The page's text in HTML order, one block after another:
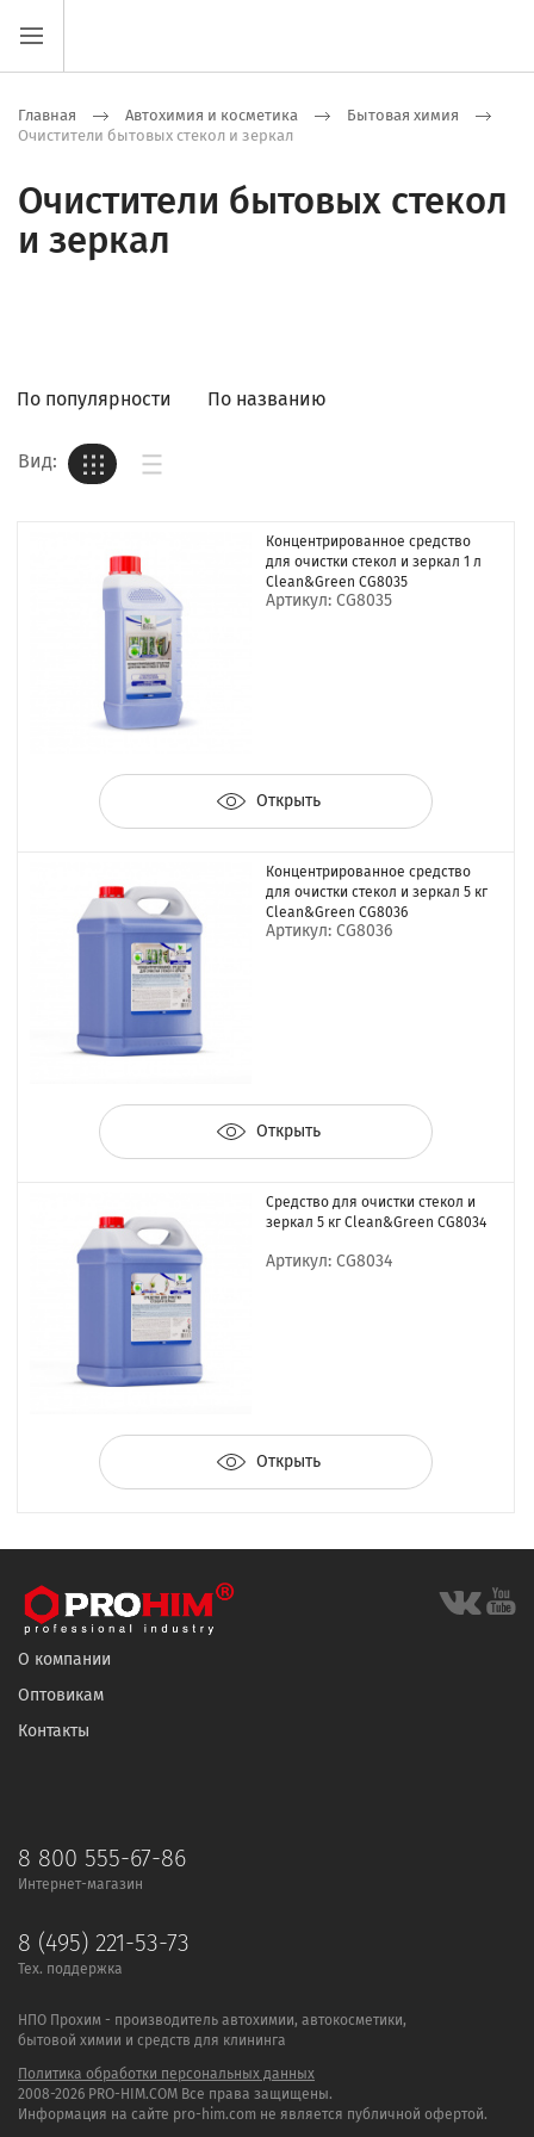
Главная Автохимия и косметика
Бытовая химия
Очистители бытовых стекол и зеркал
Очистители бытовых стекол
и зеркал
По популярности По названию
Вид:
Концентрированное средство
для очистки стекол и зеркал 1 л
Clean&Green CG8035
Артикул: CG8035
Открыть
Концентрированное средство
для очистки стекол и зеркал 5 кг
Clean&Green CG8036
Артикул: CG8036
Открыть
Средство для очистки стекол и
зеркал 5 кг Clean&Green CG8034
Артикул: CG8034
Открыть
О компании
Оптовикам
Контакты
2008-2026 PRO-HIM.COM Все права защищены.
Информация на сайте pro-him.com не является публичной офертой.
НПО Прохим - производитель автохимии, автокосметики,
бытовой химии и средств для клининга
Политика обработки персональных данных
8 800 555-67-86
Интернет-магазин
8 (495) 221-53-73
Тех. поддержка